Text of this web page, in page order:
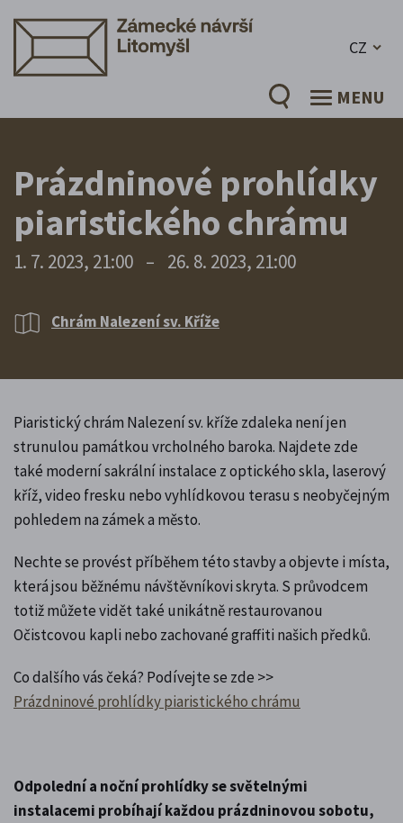
CZ
MENU
Prázdninové prohlídky
piaristického chrámu
1. 7. 2023, 21:00 – 26. 8. 2023, 21:00
Chrám Nalezení sv. Kříže
Piaristický chrám Nalezení sv. kříže zdaleka není jen
strunulou památkou vrcholného baroka. Najdete zde
také moderní sakrální instalace z optického skla, laserový
kříž, video fresku nebo vyhlídkovou terasu s neobyčejným
pohledem na zámek a město.
Nechte se provést příběhem této stavby a objevte i místa,
která jsou běžnému návštěvníkovi skryta. S průvodcem
totiž můžete vidět také unikátně restaurovanou
Očistcovou kapli nebo zachované graffiti našich předků.
Co dalšího vás čeká? Podívejte se zde >>
Prázdninové prohlídky piaristického chrámu
Odpolední a noční prohlídky se světelnými
instalacemi probíhají každou prázdninovou sobotu,